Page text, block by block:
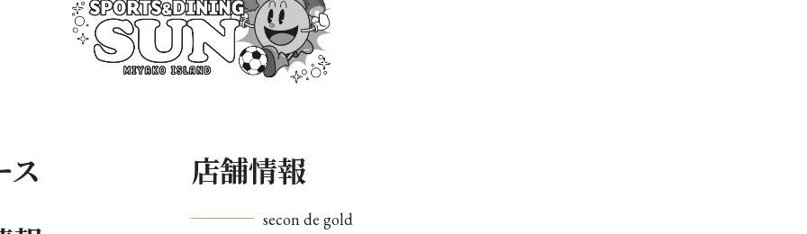
ス
店舗情報
secon de gold